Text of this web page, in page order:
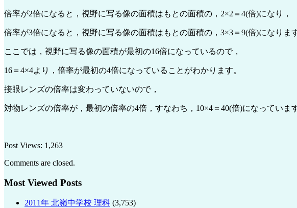
倍率が2倍になると，視野に写る像の面積はもとの面積の，2×2＝4(倍)になり，
倍率が3倍になると，視野に写る像の面積はもとの面積の，3×3＝9(倍)になります
ここでは，視野に写る像の面積が最初の16倍になっているので，
16＝4×4より，倍率が最初の4倍になっていることがわかります。
接眼レンズの倍率は変わっていないので，
対物レンズの倍率が，最初の倍率の4倍，すなわち，10×4＝40(倍)になっています
Post Views: 1,263
Comments are closed.
Most Viewed Posts
2011年 北嶺中学校 理科 (3,753)